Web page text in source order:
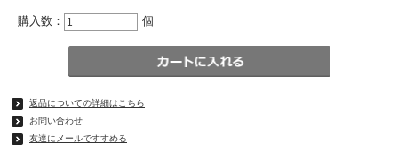
購入数： 個
返品についての詳細はこちら
お問い合わせ
友達にメールですすめる